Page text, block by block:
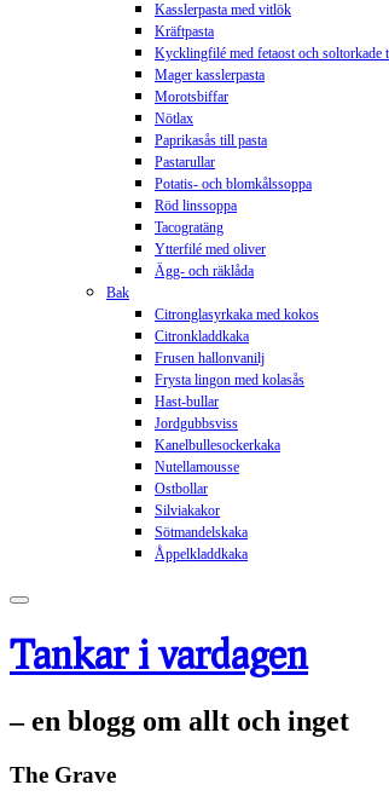
Kasslerpasta med vitlök
Kräftpasta
Kycklingfilé med fetaost och soltorkade
Mager kasslerpasta
Morotsbiffar
Nötlax
Paprikasås till pasta
Pastarullar
Potatis- och blomkålssoppa
Röd linssoppa
Tacogratäng
Ytterfilé med oliver
Ägg- och räklåda
Bak
Citronglasyrkaka med kokos
Citronkladdkaka
Frusen hallonvanilj
Frysta lingon med kolasås
Hast-bullar
Jordgubbsviss
Kanelbullesockerkaka
Nutellamousse
Ostbollar
Silviakakor
Sötmandelskaka
Åppelkladdkaka
Tankar i vardagen
– en blogg om allt och inget
The Grave